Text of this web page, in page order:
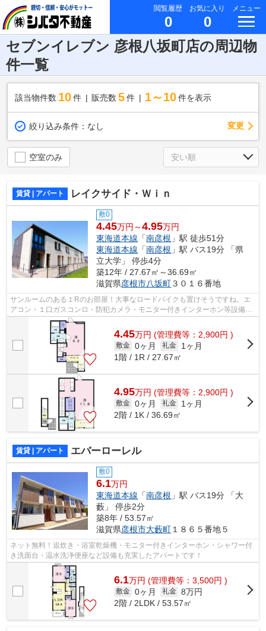
閲覧履歴
0
お気に入り
0
メニュー
セブンイレブン 彦根八坂町店の周辺物
件一覧
該当物件数 10件 販売数 5 件 1～10 件を表示
絞り込み条件： なし 変更
空室のみ
賃貸 | アパート レイクサイド・Ｗｉｎ
敷0
4.45万円～4.95万円
東海道本線 「南彦根 」駅 徒歩51分
東海道本線 「南彦根 」駅 バス19分 「県
立大学」 停歩4分
築12年 / 27.67㎡～36.69㎡
滋賀県彦根市八坂町３０１６番地
サンルームのある１Rのお部屋！大事なロードバイクも置けそうですね。エ
アコン・１口ガスコンロ・防犯カメラ・モニター付きインターホン等設備も
4.45万円 (管理費等：2,900円 )
敷金 0ヶ月 礼金
1ヶ月
1階 / 1R / 27.67㎡
4.95万円 (管理費等：2,900円 )
敷金 0ヶ月 礼金
1ヶ月
2階 / 1K / 36.69㎡
賃貸 | アパート エバーローレル
敷0
6.1万円
東海道本線 「南彦根 」駅 バス19分 「大
藪」 停歩2分
築8年 / 53.57㎡
滋賀県彦根市大藪町 １８６５番地５
ネット無料！追炊き・浴室乾燥機・モニター付きインターホン・シャワー付
き洗面台・温水洗浄便座など設備も充実したアパートです！
6.1万円 (管理費等：3,500円 )
敷金 0ヶ月 礼金 8万円
2階 / 2LDK / 53.57㎡